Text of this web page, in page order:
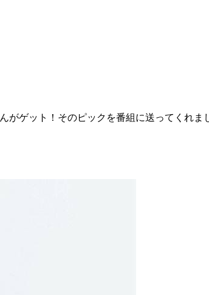
ゲット！そのピックを番組に送ってくれま